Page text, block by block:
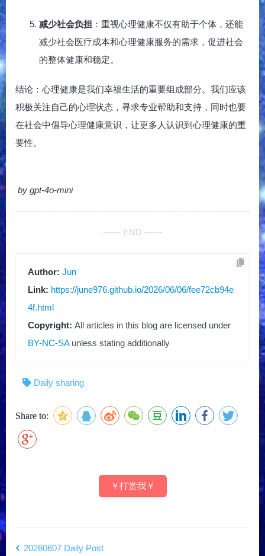
减少社会负担 ：重视心理健康不仅有助于个体，还能
减少社会医疗成本和心理健康服务的需求，促进社会
的整体健康和稳定。
结论：心理健康是我们幸福生活的重要组成部分。我们应该
积极关注自己的心理状态，寻求专业帮助和支持，同时也要
在社会中倡导心理健康意识，让更多人认识到心理健康的重
要性。
by gpt-4o-mini
------ END ------
Author: Jun
Link: https://june976.github.io/2026/06/06/fee72cb94e
4f.html
Copyright: All articles in this blog are licensed under
BY-NC-SAunless stating additionally
Daily sharing
Share to:
￥打赏我￥
20260607 Daily Post